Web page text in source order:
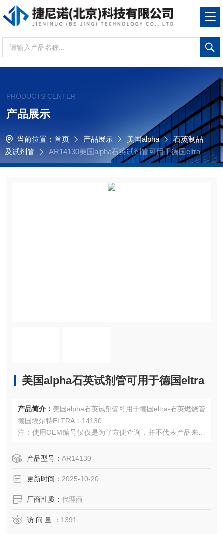
PRODUCTS CENTER
产品展示
当前位置： 首页 产品展示 美国alpha
石英制品
及试剂管
AR14130美国alpha石英试剂管可用于德国eltra
美国alpha石英试剂管可用于德国eltra
产品简介： 美国alpha石英试剂管可用于德国eltra-石英燃烧管
德国埃尔特ELTRA：14130
注：使用OEM编号仅仅是为了方便查询，并不代表产品来自
于所对应仪器。
产品型号： AR14130
更新时间： 2025-10-20
厂商性质： 代理商
访 问 量 ： 1391